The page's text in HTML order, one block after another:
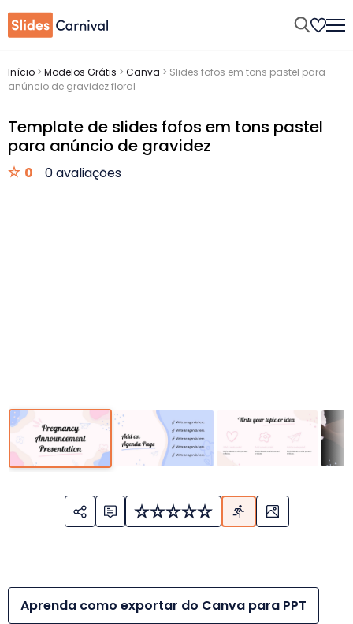
Início > Modelos Grátis > Canva > Slides fofos em tons pastel para
anúncio de gravidez floral
Template de slides fofos em tons pastel
para anúncio de gravidez
0 0 avaliações
Aprenda como exportar do Canva para PPT